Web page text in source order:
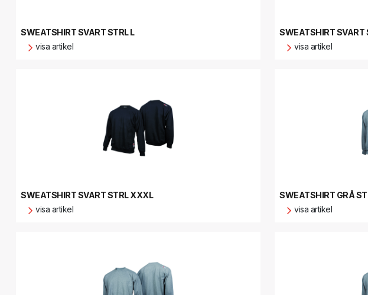
SWEATSHIRT SVART STRL L
visa artikel
SWEATSHIRT SVART
visa artikel
SWEATSHIRT SVART STRL XXXL
visa artikel
SWEATSHIRT GRÅ
visa artikel